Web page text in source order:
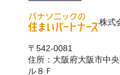
株式
〒542-0081
住所：大阪府大阪市中
ル８Ｆ